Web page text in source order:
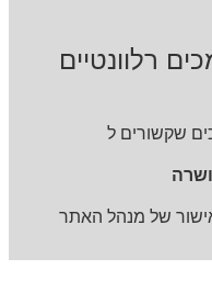
רלוונטיים
שקשורים ל
של מנהל האתר